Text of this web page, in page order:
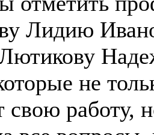
Лидию
не
работу,